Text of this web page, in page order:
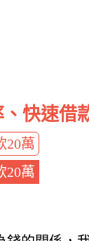
快速借
20萬
20萬